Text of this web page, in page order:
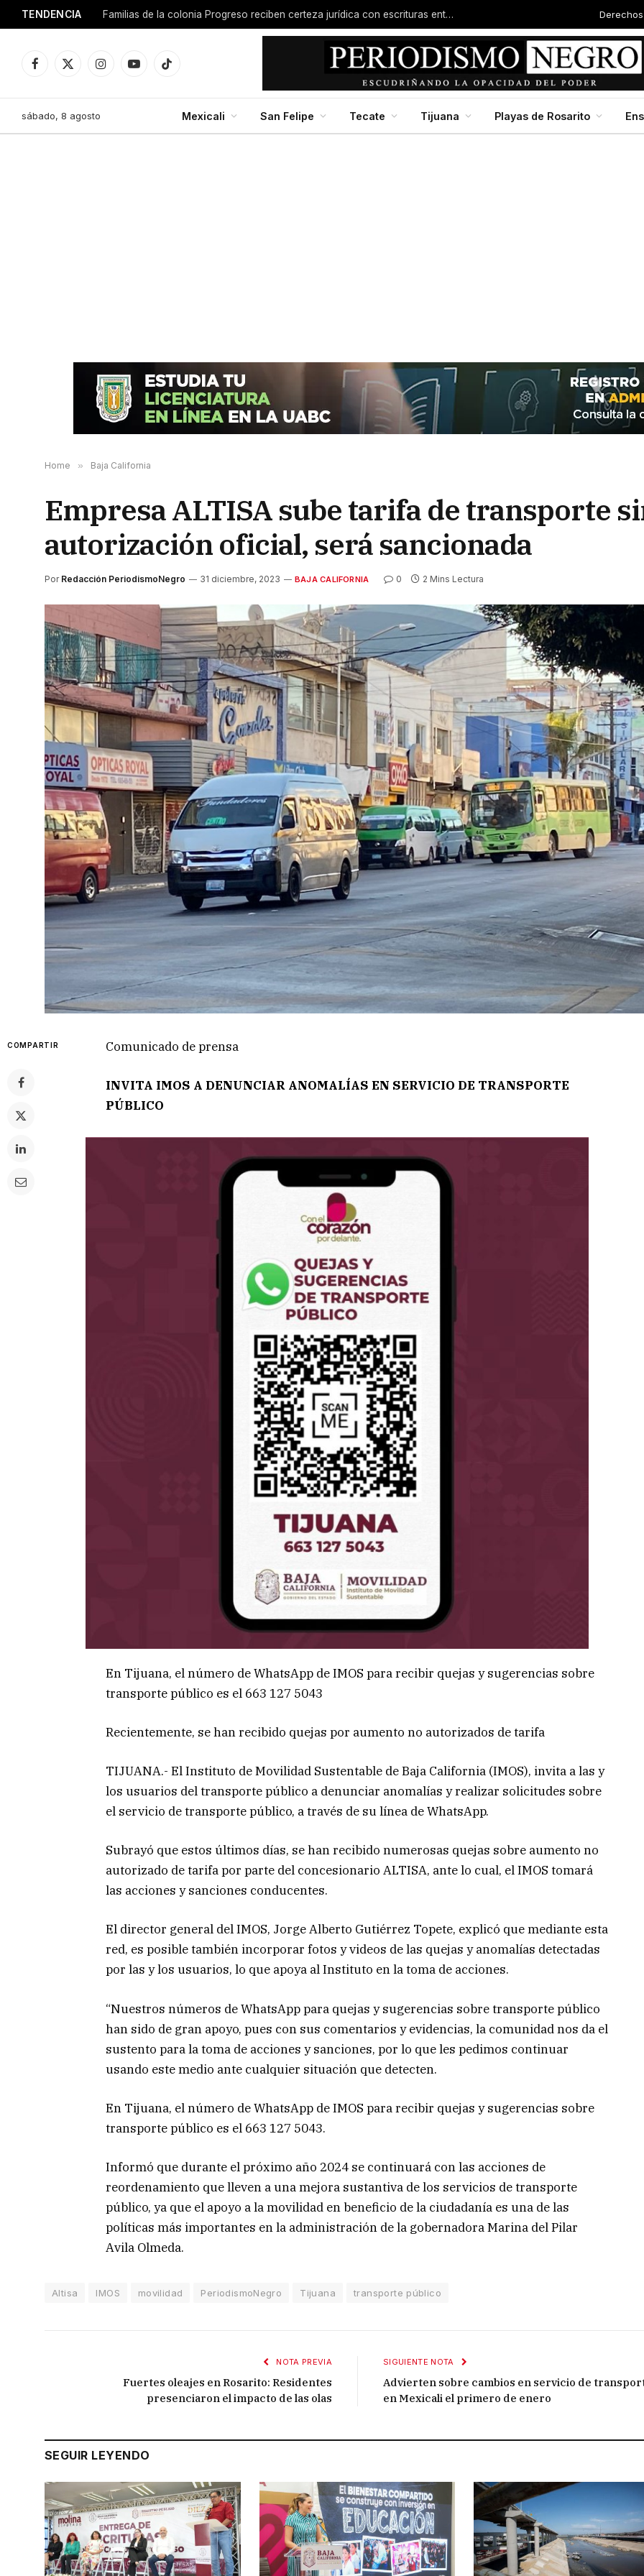
TENDENCIA Familias de la colonia Progreso reciben certeza jurídica con escrituras entregadas por Dip. Molina
Facebook
X
InstagramYouTubeTikTok
sábado, 8 agosto Mexicali San Felipe Tecate Tijuana Playas de Rosarito
Home » Baja California
Empresa ALTISA sube tarifa de transporte
autorización oficial, será sancionada
Por Redacción PeriodismoNegro 31 diciembre, 2023 BAJA CALIFORNIA 0 2 Mins Lectura
COMPARTIR Comunicado de prensa
INVITA IMOS A DENUNCIAR ANOMALÍAS EN SERVICIO DE TRANSPORTE
PÚBLICO
En Tijuana, el número de WhatsApp de IMOS para recibir quejas y sugerencias sobre
transporte público es el 663 127 5043
Recientemente, se han recibido quejas por aumento no autorizados de tarifa
TIJUANA.- El Instituto de Movilidad Sustentable de Baja California (IMOS), invita a las y
los usuarios del transporte público a denunciar anomalías y realizar solicitudes sobre
el servicio de transporte público, a través de su línea de WhatsApp.
Subrayó que estos últimos días, se han recibido numerosas quejas sobre aumento no
autorizado de tarifa por parte del concesionario ALTISA, ante lo cual, el IMOS tomará
las acciones y sanciones conducentes.
El director general del IMOS, Jorge Alberto Gutiérrez Topete, explicó que mediante esta
red, es posible también incorporar fotos y videos de las quejas y anomalías detectadas
por las y los usuarios, lo que apoya al Instituto en la toma de acciones.
“Nuestros números de WhatsApp para quejas y sugerencias sobre transporte público
han sido de gran apoyo, pues con sus comentarios y evidencias, la comunidad nos da el
sustento para la toma de acciones y sanciones, por lo que les pedimos continuar
usando este medio ante cualquier situación que detecten.
En Tijuana, el número de WhatsApp de IMOS para recibir quejas y sugerencias sobre
transporte público es el 663 127 5043.
Informó que durante el próximo año 2024 se continuará con las acciones de
reordenamiento que lleven a una mejora sustantiva de los servicios de transporte
público, ya que el apoyo a la movilidad en beneficio de la ciudadanía es una de las
políticas más importantes en la administración de la gobernadora Marina del Pilar
Avila Olmeda.
Altisa IMOS movilidad PeriodismoNegro Tijuana transporte público
NOTA PREVIA
Fuertes oleajes en Rosarito: Residentes
presenciaron el impacto de las olas
SIGUIENTE NOTA
Advierten sobre cambios en servicio de
en Mexicali el primero de enero
SEGUIR LEYENDO